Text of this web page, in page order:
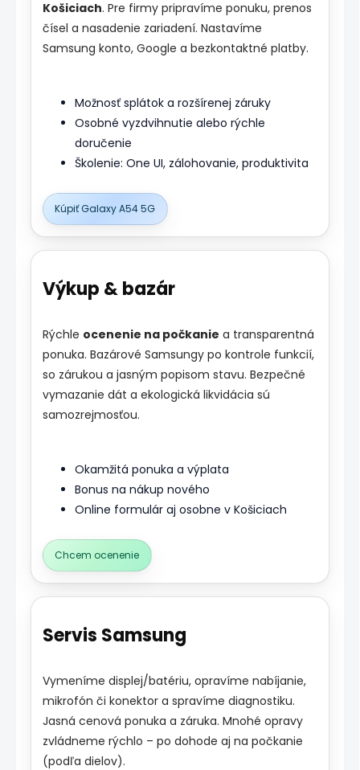
Košiciach. Pre firmy pripravíme ponuku, prenos
čísel a nasadenie zariadení. Nastavíme
Samsung konto, Google a bezkontaktné platby.
Možnosť splátok a rozšírenej záruky
Osobné vyzdvihnutie alebo rýchle
doručenie
Školenie: One UI, zálohovanie, produktivita
Kúpiť Galaxy A54 5G
Výkup & bazár
Rýchle ocenenie na počkanie a transparentná
ponuka. Bazárové Samsungy po kontrole funkcií,
so zárukou a jasným popisom stavu. Bezpečné
vymazanie dát a ekologická likvidácia sú
samozrejmosťou.
Okamžitá ponuka a výplata
Bonus na nákup nového
Online formulár aj osobne v Košiciach
Chcem ocenenie
Servis Samsung
Vymeníme displej/batériu, opravíme nabíjanie,
mikrofón či konektor a spravíme diagnostiku.
Jasná cenová ponuka a záruka. Mnohé opravy
zvládneme rýchlo – po dohode aj na počkanie
(podľa dielov).